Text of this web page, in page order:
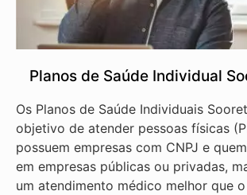
Planos de Saúde Individual
Os Planos de Saúde Individuais
objetivo de atender pessoas físicas
possuem empresas com CNPJ e
em empresas públicas ou privadas,
um atendimento médico melhor que